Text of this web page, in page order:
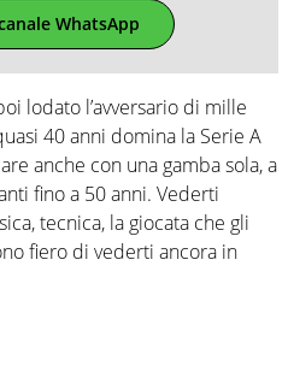
WhatsApp
lodato l’avversario di mille
40 anni domina la Serie A
anche con una gamba sola, a
fino a 50 anni. Vederti
tecnica, la giocata che gli
fiero di vederti ancora in